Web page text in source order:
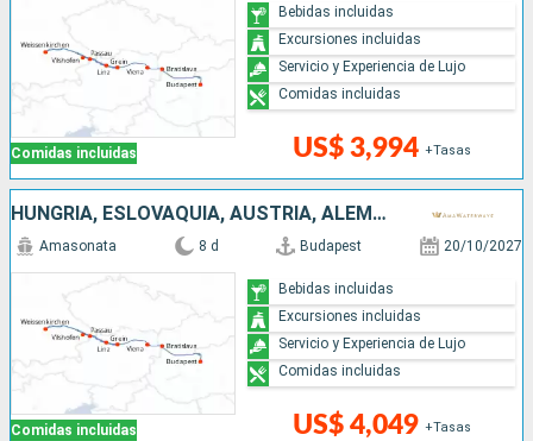
Comidas incluidas US$ 3,994 +Tasas
Bebidas incluidas
Excursiones incluidas
Servicio y Experiencia de Lujo
Comidas incluidas
HUNGRÍA, ESLOVAQUIA, AUSTRIA, ALEMANIA
Comidas incluidas
Amasonata 8 d Budapest 20/10/2027
US$ 4,049 +Tasas
Bebidas incluidas
Excursiones incluidas
Servicio y Experiencia de Lujo
Comidas incluidas